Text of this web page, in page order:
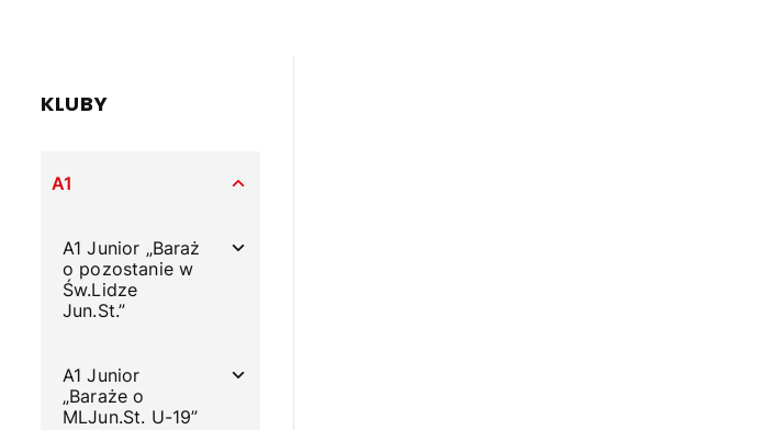
KLUBY
A1
A1 Junior „Baraż
o pozostanie w
Św.Lidze
Jun.St.”
A1 Junior
„Baraże o
MLJun.St. U-19”